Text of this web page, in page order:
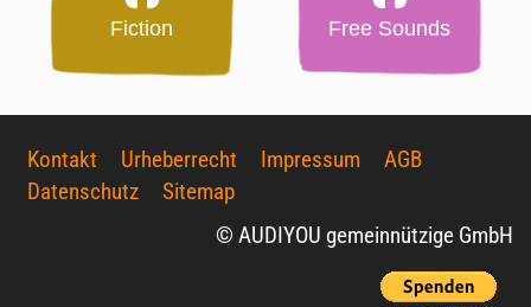
Fiction Free Sounds
Kontakt Urheberrecht Impressum
AGB
Datenschutz
Sitemap
© AUDIYOU gemeinnützige GmbH